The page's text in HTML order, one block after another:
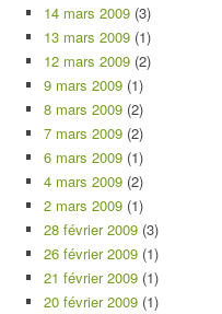
14 mars 2009 (3)
13 mars 2009 (1)
12 mars 2009 (2)
9 mars 2009 (1)
8 mars 2009 (2)
7 mars 2009 (2)
6 mars 2009 (1)
4 mars 2009 (2)
2 mars 2009 (1)
28 février 2009 (3)
26 février 2009 (1)
21 février 2009 (1)
20 février 2009 (1)